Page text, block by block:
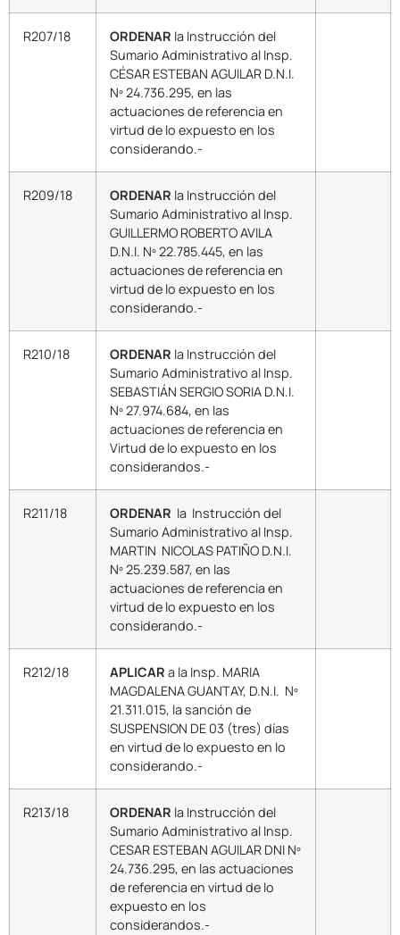
R207/18 ORDENAR la Instrucción del
Sumario Administrativo al Insp.
CÉSAR ESTEBAN AGUILAR D.N.I.
Nº 24.736.295, en las
actuaciones de referencia en
virtud de lo expuesto en los
considerando.-
R209/18 ORDENAR la Instrucción del
Sumario Administrativo al Insp.
GUILLERMO ROBERTO AVILA
D.N.I. Nº 22.785.445, en las
actuaciones de referencia en
virtud de lo expuesto en los
considerando.-
R210/18 ORDENAR la Instrucción del
Sumario Administrativo al Insp.
SEBASTIÁN SERGIO SORIA D.N.I.
Nº 27.974.684, en las
actuaciones de referencia en
Virtud de lo expuesto en los
considerandos.-
R211/18 ORDENAR la Instrucción del
Sumario Administrativo al Insp.
MARTIN NICOLAS PATIÑO D.N.I.
Nº 25.239.587, en las
actuaciones de referencia en
virtud de lo expuesto en los
considerando.-
R212/18 APLICAR a la Insp. MARIA
MAGDALENA GUANTAY, D.N.I. Nº
21.311.015, la sanción de
SUSPENSION DE 03 (tres) días
en virtud de lo expuesto en lo
considerando.-
R213/18 ORDENAR la Instrucción del
Sumario Administrativo al Insp.
CESAR ESTEBAN AGUILAR DNI Nº
24.736.295, en las actuaciones
de referencia en virtud de lo
expuesto en los
considerandos.-